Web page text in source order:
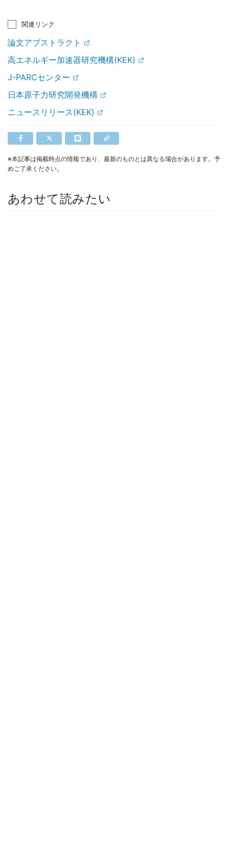
関連リンク
論文アブストラクト
高エネルギー加速器研究機構(KEK)
J-PARCセンター
日本原子力研究開発機構
ニュースリリース(KEK)
※本記事は掲載時点の情報であり、最新のものとは異なる場合があります。予
めご了承ください。
あわせて読みたい